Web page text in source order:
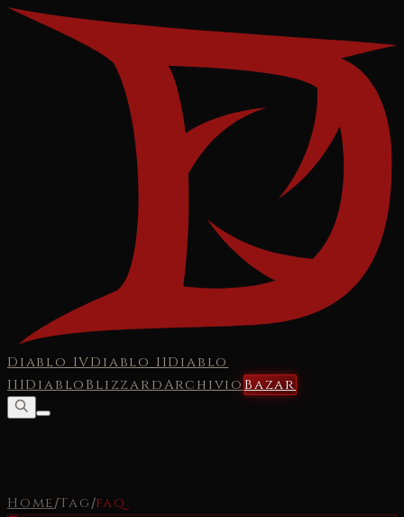
Diablo IVDiablo IIDiablo
IIIDiabloBlizzardArchivioBazar
Home/Tag /faq